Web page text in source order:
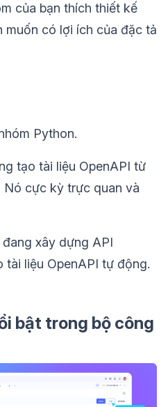
của bạn thích thiết kế
muốn có lợi ích của đặc tả
Python.
tạo tài liệu OpenAPI từ
Nó cực kỳ trực quan và
đang xây dựng API
tài liệu OpenAPI tự động.
bật trong bộ công